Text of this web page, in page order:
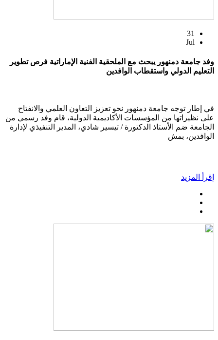
31
Jul
وفد جامعة دمنهور يبحث مع الملحقية الفنية الإماراتية فرص تطوير
التعليم الدولي واستقطاب الوافدين
في إطار توجه جامعة دمنهور نحو تعزيز التعاون العلمي والانفتاح
على نظيراتها من المؤسسات الأكاديمية الدولية، قام وفد رسمي من
الجامعة ضم الأستاذ الدكتورة / تيسير شادي، المدير التنفيذي لإدارة
الوافدين، بمش
إقرأ المزيد